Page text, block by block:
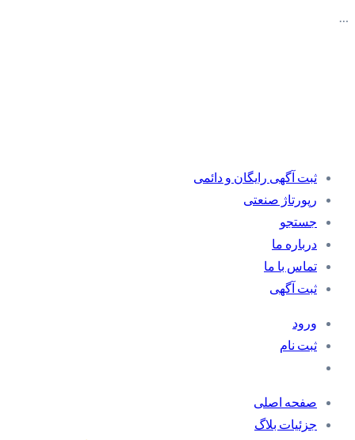
…
ثبت آگهی رایگان و دائمی
رپورتاژ صنعتی
جستجو
درباره ما
تماس با ما
ثبت آگهی
ورود
ثبت نام
صفحه اصلی
جزئیات بلاگ